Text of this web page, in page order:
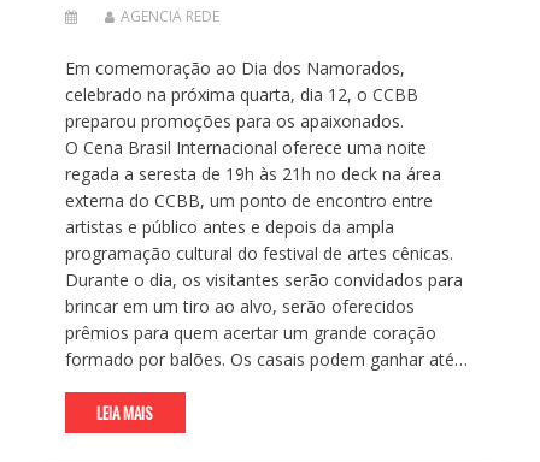
AGENCIA REDE
Em comemoração ao Dia dos Namorados,
celebrado na próxima quarta, dia 12, o CCBB
preparou promoções para os apaixonados.
O Cena Brasil Internacional oferece uma noite
regada a seresta de 19h às 21h no deck na área
externa do CCBB, um ponto de encontro entre
artistas e público antes e depois da ampla
programação cultural do festival de artes cênicas.
Durante o dia, os visitantes serão convidados para
brincar em um tiro ao alvo, serão oferecidos
prêmios para quem acertar um grande coração
formado por balões. Os casais podem ganhar até…
LEIA MAIS